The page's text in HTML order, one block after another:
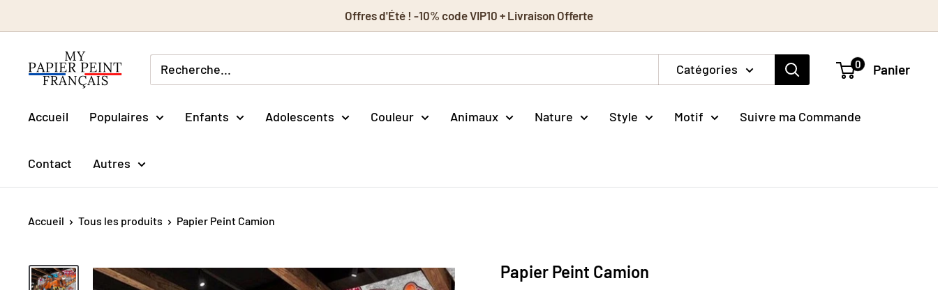
au
Offres d'Été ! -10% code VIP10 + Livraison Offerte
Catégories 0 Panier
Accueil Populaires Enfants Adolescents Couleur Animaux Nature Style Motif Suivre ma Commande
Contact Autres
Accueil Tous les produits Papier Peint Camion
Papier Peint Camion